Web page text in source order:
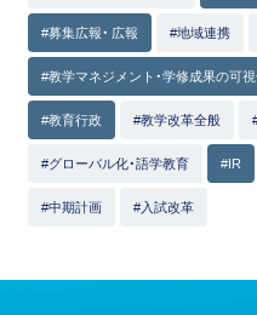
#募集広報・ 広報 #地域連携
#教学マネジメント・学修成果の可
#教育行政 #教学改革全般
#グローバル化・語学教育 #IR
#中期計画 #入試改革